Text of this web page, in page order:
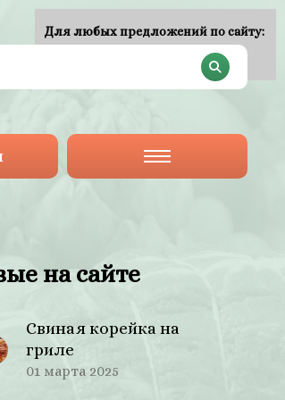
на сайте
Свиная корейка на
гриле
01 марта 2025
Для любых предложений по сайту: